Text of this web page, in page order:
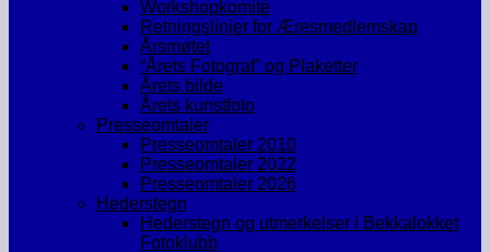
Workshopkomité
Retningslinjer for Æresmedlemskap
Årsmøtet
“Årets Fotograf” og Plaketter
Årets bilde
Årets kunstfoto
Presseomtaler
Presseomtaler 2010
Presseomtaler 2022
Presseomtaler 2026
Hederstegn
Hederstegn og utmerkelser i Bekkalokket
Fotoklubb